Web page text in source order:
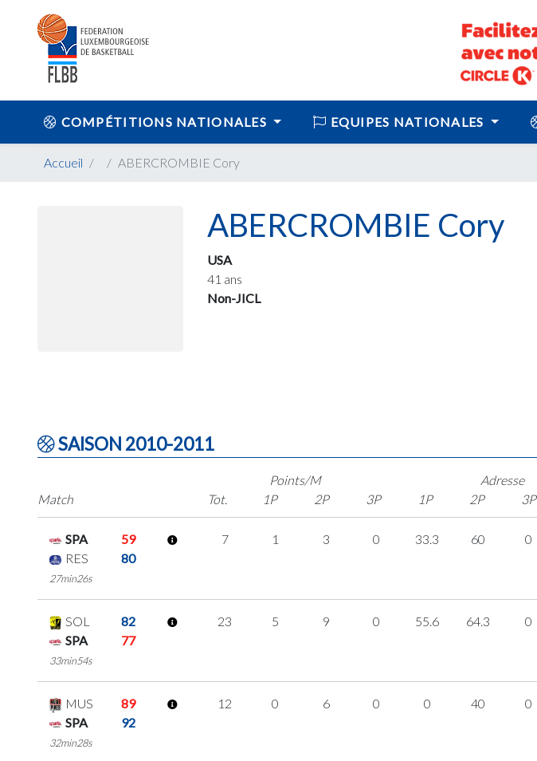
COMPÉTITIONS NATIONALES EQUIPES NATIONALES
Accueil ABERCROMBIE Cory
ABERCROMBIE Cory
USA
41 ans
Non-JICL
SAISON 2010-2011
Match
Points/M
Tot.
1P 2P 3P
Adresse
1P
2P 3P
SPA
59
RES
80
27min26s
7 1 3 0 33.3 60 0
SOL
82
SPA
77
33min54s
23 5 9 0 55.6 64.3 0
MUS
89
SPA
92
32min28s
12 0 6 0 0 40 0